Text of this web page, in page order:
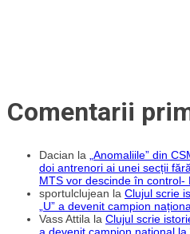
Comentarii
Dacian la
„Anomaliile” din
doi antrenori ai unei secții
MTS vor descinde în control-
sportulclujean la Clujul scrie
„U” a devenit campion
Vass Attila la Clujul scrie